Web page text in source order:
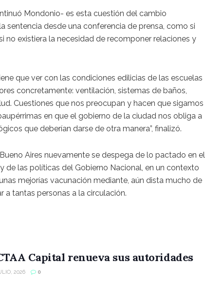
Mondonio- es esta cuestión del cambio
sentencia desde una conferencia de prensa, como si
no existiera la necesidad de recomponer relaciones y
que ver con las condiciones edilicias de las escuelas
concretamente: ventilación, sistemas de baños,
Cuestiones que nos preocupan y hacen que sigamos
en que el gobierno de la ciudad nos obliga a
que deberían darse de otra manera”, finalizó.
Aires nuevamente se despega de lo pactado en el
de las políticas del Gobierno Nacional, en un contexto
mejorías vacunación mediante, aún dista mucho de
a tantas personas a la circulación.
Capital renueva sus autoridades
2026 0